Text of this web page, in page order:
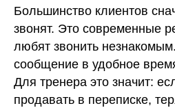
Большинство клиентов
звонят. Это современные
любят звонить
сообщение в удобное
Для тренера это значит:
продавать в переписке,